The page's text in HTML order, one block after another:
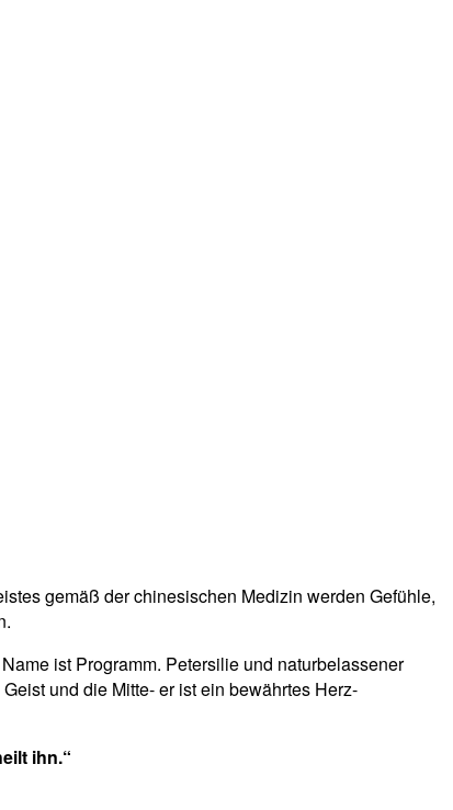
gemäß der chinesischen Medizin werden Gefühle,
ist Programm. Petersilie und naturbelassener
und die Mitte- er ist ein bewährtes Herz-
ihn.“